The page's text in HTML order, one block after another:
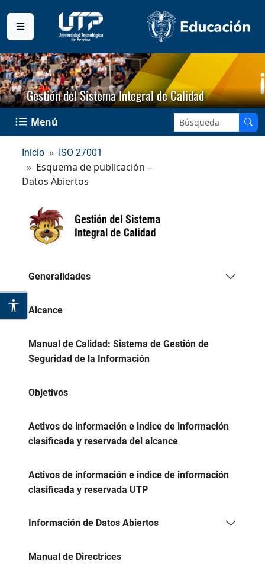
Gestión del Sistema Integral de Calidad
Menú Buscar en el sitio:
Inicio ISO 27001
Esquema de publicación –
Datos Abiertos
Generalidades
Alcance
Manual de Calidad: Sistema de Gestión de
Seguridad de la Información
Objetivos
Activos de información e indice de información
clasificada y reservada del alcance
Activos de información e indice de información
clasificada y reservada UTP
Información de Datos Abiertos
Manual de Directrices